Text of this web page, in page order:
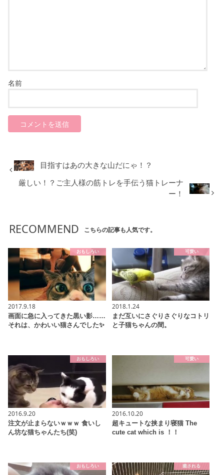
名前
目指すはあの大きな山だにゃ！？
厳しい！？ご主人様の筋トレを手伝う猫トレーナ
ー！
RECOMMEND こちらの記事も人気です。
おもしろい
2017.9.18
画面に急に入ってきた黒い影……
それは、かわいい猫さんでした✨
可愛い
2018.1.24
まだ互いにさぐりさぐりなコトリ
と子猫ちゃんの間。
おもしろい
2016.9.20
注文が止まらないｗｗｗ 食いし
ん坊な猫ちゃんたち(笑)
可愛い
2016.10.20
超キュートな挟まり寝猫 The
cute cat which is ！！
おもしろい 癒される